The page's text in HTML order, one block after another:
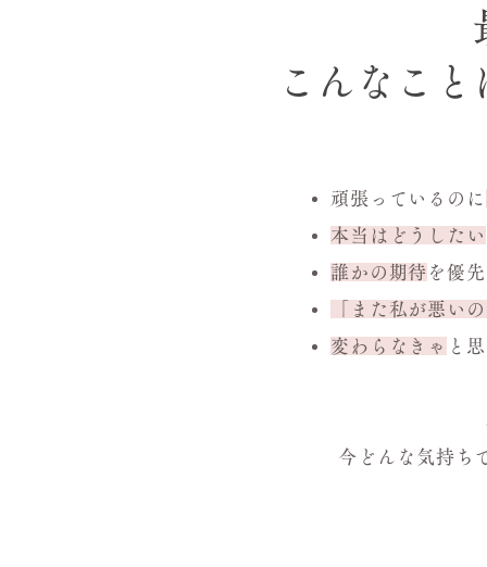
こんなこ
頑張っているのに
本当はどうしたい
誰かの期待 を優
「また私が悪い
変わらなきゃ と
今どんな気持ち